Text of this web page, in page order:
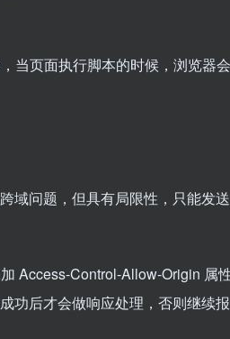
当页面执行脚本的时候，浏览器
域问题，但具有局限性，只能发
Access-Control-Allow-Origin 属
功后才会做响应处理，否则继续